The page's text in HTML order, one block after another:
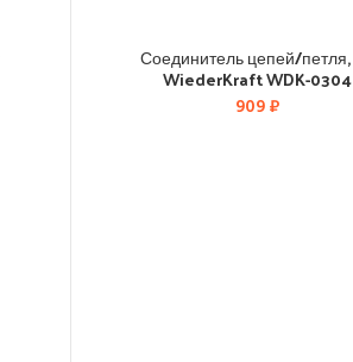
Соединитель цепей/петля,
WiederKraft WDK-0304
909₽